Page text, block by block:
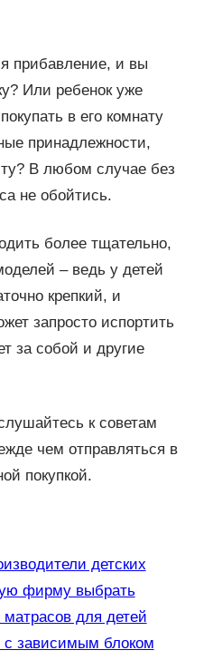
прибавление, и вы
Или ребенок уже
в его комнату
принадлежности,
В любом случае без
не обойтись.
более тщательно,
– ведь у детей
крепкий, и
запросто испортить
за собой и другие
к советам
чем отправляться в
покупкой.
детских
фирму выбрать
для детей
зависимым блоком